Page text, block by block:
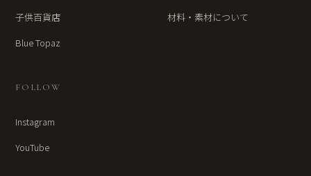
子供百貨店
Blue Topaz
材料・素材について
FOLLOW
Instagram
YouTube